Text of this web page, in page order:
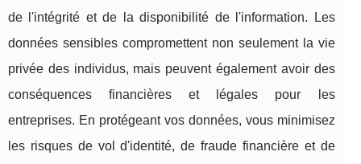
de l'intégrité et de la disponibilité de l'information. Les
données sensibles compromettent non seulement la vie
privée des individus, mais peuvent également avoir des
conséquences financières et légales pour les
entreprises. En protégeant vos données, vous minimisez
les risques de vol d'identité, de fraude financière et de